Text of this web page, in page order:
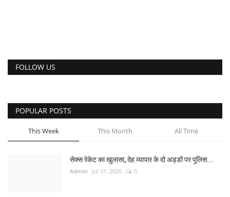
FOLLOW US
POPULAR POSTS
This Week This Month All Time
सेक्स रेकेट का खुलासा, देह व्यापार के दो अड्डों पर पुलिस...
Admin Jul 31, 2026 0